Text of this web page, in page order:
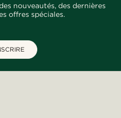
nouveautés, des dernières
offres spéciales.